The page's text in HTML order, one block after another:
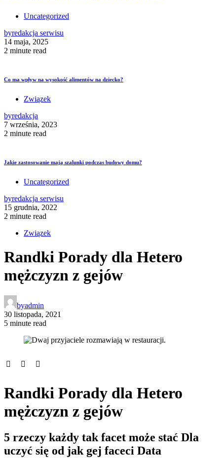
Uncategorized
byredakcja serwisu
14 maja, 2025
2 minute read
Co ma wpływ na wysokość alimentów na dziecko?
Związek
byredakcja
7 września, 2023
2 minute read
Jakie zastosowanie mają szalunki podczas budowy domu?
Uncategorized
byredakcja serwisu
15 grudnia, 2022
2 minute read
Związek
Randki Porady dla Hetero
mężczyzn z gejów
byadmin
30 listopada, 2021
5 minute read
Randki Porady dla Hetero
mężczyzn z gejów
5 rzeczy każdy tak facet może stać Dla
uczyć się od jak gej faceci Data